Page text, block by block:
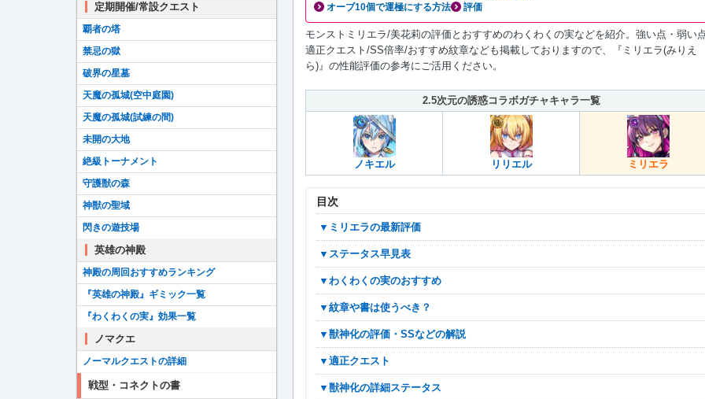
オーブ10個で運極にする方法
評価
モンストミリエラ/美花莉の評価とおすすめのわくわくの実などを紹介。強い点・弱い
適正クエスト/SS倍率/おすすめ紋章なども掲載しておりますので、『ミリエラ(みりえ
ら)』の性能評価の参考にご活用ください。
2.5次元の誘惑コラボガチャキャラ一覧
ノキエル リリエル ミリエラ
目次
▼ミリエラの最新評価
▼ステータス早見表
▼わくわくの実のおすすめ
▼紋章や書は使うべき？
▼獣神化の評価・SSなどの解説
▼適正クエスト
▼獣神化の詳細ステータス
定期開催/常設クエスト
覇者の塔
禁忌の獄
破界の星墓
天魔の孤城(空中庭園)
天魔の孤城(試練の間)
未開の大地
絶級トーナメント
守護獣の森
神獣の聖域
閃きの遊技場
英雄の神殿
神殿の周回おすすめランキング
『英雄の神殿』ギミック一覧
『わくわくの実』効果一覧
ノマクエ
ノーマルクエストの詳細
戦型・コネクトの書